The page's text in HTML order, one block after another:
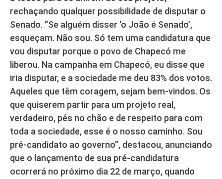
rechaçando qualquer possibilidade de disputar o
Senado. “Se alguém disser ‘o João é Senado’,
esqueçam. Não sou. Só tem uma candidatura que
vou disputar porque o povo de Chapecó me
liberou. Na campanha em Chapecó, eu disse que
iria disputar, e a sociedade me deu 83% dos votos.
Aqueles que têm coragem, sejam bem-vindos. Os
que quiserem partir para um projeto real,
verdadeiro, pés no chão e de respeito para com
toda a sociedade, esse é o nosso caminho. Sou
pré-candidato ao governo”, destacou, anunciando
que o lançamento de sua pré-candidatura
ocorrerá no próximo dia 22 de março, quando